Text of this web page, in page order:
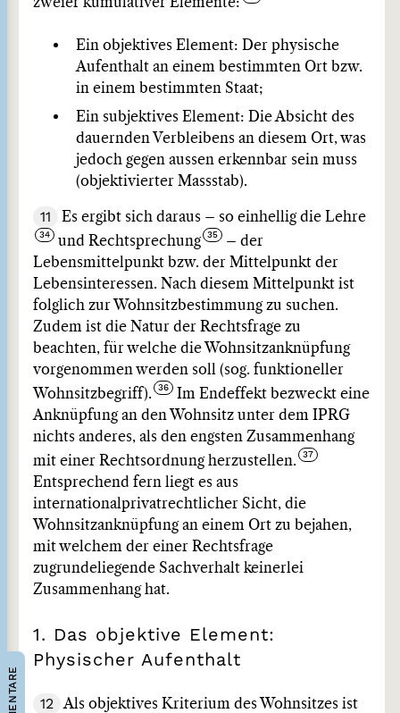
Ein objektives Element: Der physische
Aufenthalt an einem bestimmten Ort bzw.
in einem bestimmten Staat;
Ein subjektives Element: Die Absicht des
dauernden Verbleibens an diesem Ort, was
jedoch gegen aussen erkennbar sein muss
(objektivierter Massstab).
11
Es ergibt sich daraus – so ­einhellig die Lehre
und Rechtsprechung
– der
Lebensmittelpunkt bzw. der Mittelpunkt der
Lebensinteressen. Nach diesem Mittelpunkt ist
folglich zur Wohnsitzbestimmung zu suchen.
Zudem ist die Natur der Rechtsfrage zu
beachten, für welche die Wohnsitzanknüpfung
vorgenommen werden soll (sog. funktioneller
Wohnsitzbegriff).
Im Endeffekt bezweckt eine
Anknüpfung an den Wohnsitz unter dem IPRG
nichts anderes, als den engsten Zusammenhang
mit einer Rechtsordnung herzustellen.
Entsprechend fern liegt es aus
internationalprivatrechtlicher Sicht, die
Wohnsitzanknüpfung an einem Ort zu bejahen,
mit welchem der einer Rechtsfrage
zugrundeliegende Sachverhalt keinerlei
Zusammenhang hat.
1. Das objektive Element:
Physischer Aufenthalt
12 Als objektives Kriterium des Wohnsitzes ist